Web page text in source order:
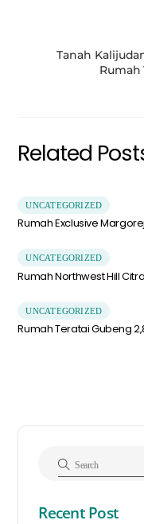
Tanah
Rumah
Related
UNCATEGORIZED
Rumah Exclusive
UNCATEGORIZED
Rumah Northwest Hill
UNCATEGORIZED
Rumah Teratai Gubeng
Recent Post